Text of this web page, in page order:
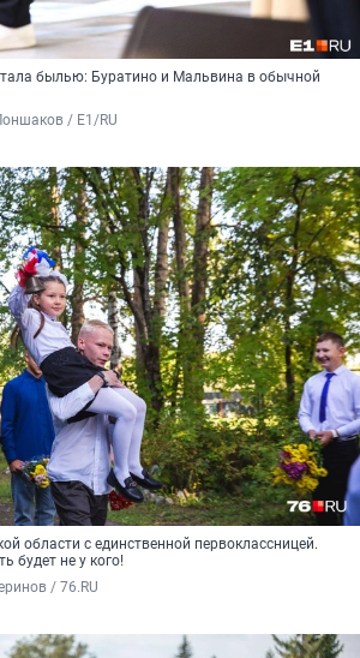
былью: Буратино и Мальвина в обычной
/ E1/RU
области с единственной первоклассницей.
будет не у кого!
/ 76.RU